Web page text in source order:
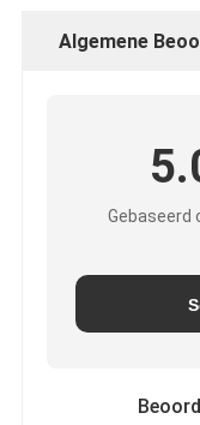
Algemene
Gebaseerd